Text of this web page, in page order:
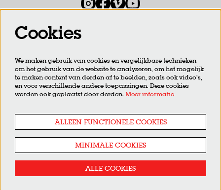
Meld je aan voor de nieuwsbrief
AANMELDEN
Cookies
We maken gebruik van cookies en vergelijkbare technieken
om het gebruik van de website te analyseren, om het mogelijk
te maken content van derden af te beelden, zoals ook video’s,
en voor verschillende andere toepassingen. Deze cookies
worden ook geplaatst door derden. Meer informatie
ALLEEN FUNCTIONELE COOKIES
MINIMALE COOKIES
ALLE COOKIES